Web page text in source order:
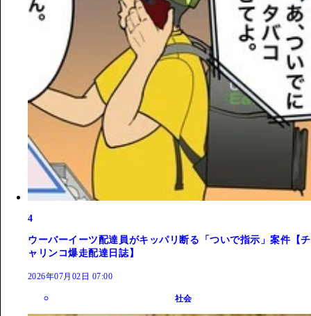
4
ウーバーイーツ配達員がキッパリ断る「ついで指示」案件【チ
ャリンコ爆走配達日誌】
2026年07月02日 07:00
社会